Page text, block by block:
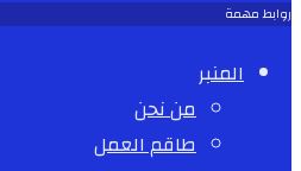
روابط مهمة
المنبر
من نحن
طاقم العمل